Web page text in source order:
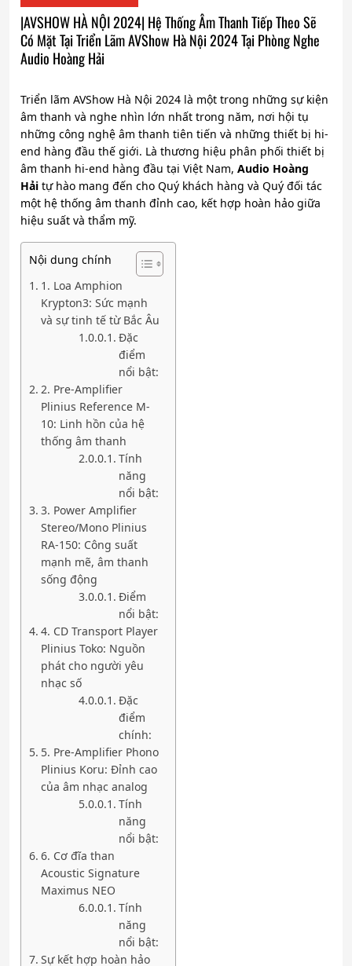
|AVSHOW HÀ NỘI 2024| Hệ Thống Âm Thanh Tiếp Theo Sẽ
Có Mặt Tại Triển Lãm AVShow Hà Nội 2024 Tại Phòng Nghe
Audio Hoàng Hải
Triển lãm AVShow Hà Nội 2024 là một trong những sự kiện
âm thanh và nghe nhìn lớn nhất trong năm, nơi hội tụ
những công nghệ âm thanh tiên tiến và những thiết bị hi-
end hàng đầu thế giới. Là thương hiệu phân phối thiết bị
âm thanh hi-end hàng đầu tại Việt Nam, Audio Hoàng
Hải tự hào mang đến cho Quý khách hàng và Quý đối tác
một hệ thống âm thanh đỉnh cao, kết hợp hoàn hảo giữa
hiệu suất và thẩm mỹ.
Nội dung chính
1. Loa Amphion
Krypton3: Sức mạnh
và sự tinh tế từ Bắc Âu
Đặc
điểm
nổi bật:
2. Pre-Amplifier
Plinius Reference M-
10: Linh hồn của hệ
thống âm thanh
Tính
năng
nổi bật:
3. Power Amplifier
Stereo/Mono Plinius
RA-150: Công suất
mạnh mẽ, âm thanh
sống động
Điểm
nổi bật:
4. CD Transport Player
Plinius Toko: Nguồn
phát cho người yêu
nhạc số
Đặc
điểm
chính:
5. Pre-Amplifier Phono
Plinius Koru: Đỉnh cao
của âm nhạc analog
Tính
năng
nổi bật:
6. Cơ đĩa than
Acoustic Signa­ture
Maximus NEO
Tính
năng
nổi bật:
Sự kết hợp hoàn hảo